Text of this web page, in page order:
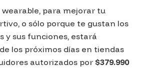
wearable, para mejorar tu
o sólo porque te gustan los
y sus funciones, estará
los próximos días en tiendas
autorizados por$379.990